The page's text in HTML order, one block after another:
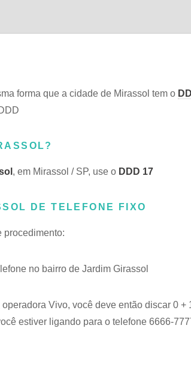
forma que a cidade de Mirassol tem o
, em Mirassol / SP, use o DDD 17
DE TELEFONE FIXO
procedimento:
no bairro de Jardim Girassol
operadora Vivo, você deve então discar 0 +
estiver ligando para o telefone 6666-